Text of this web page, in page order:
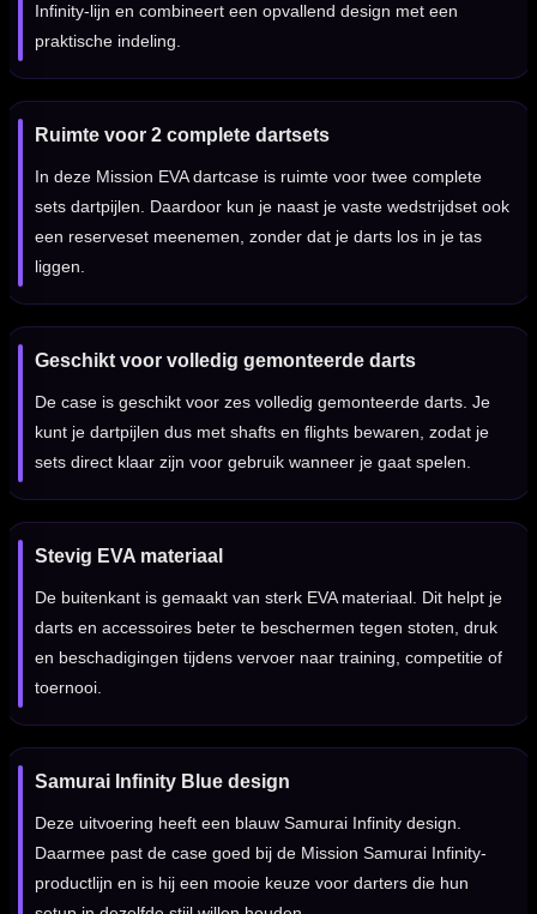
Infinity-lijn en combineert een opvallend design met een
praktische indeling.
Ruimte voor 2 complete dartsets
In deze Mission EVA dartcase is ruimte voor twee complete
sets dartpijlen. Daardoor kun je naast je vaste wedstrijdset ook
een reserveset meenemen, zonder dat je darts los in je tas
liggen.
Geschikt voor volledig gemonteerde darts
De case is geschikt voor zes volledig gemonteerde darts. Je
kunt je dartpijlen dus met shafts en flights bewaren, zodat je
sets direct klaar zijn voor gebruik wanneer je gaat spelen.
Stevig EVA materiaal
De buitenkant is gemaakt van sterk EVA materiaal. Dit helpt je
darts en accessoires beter te beschermen tegen stoten, druk
en beschadigingen tijdens vervoer naar training, competitie of
toernooi.
Samurai Infinity Blue design
Deze uitvoering heeft een blauw Samurai Infinity design.
Daarmee past de case goed bij de Mission Samurai Infinity-
productlijn en is hij een mooie keuze voor darters die hun